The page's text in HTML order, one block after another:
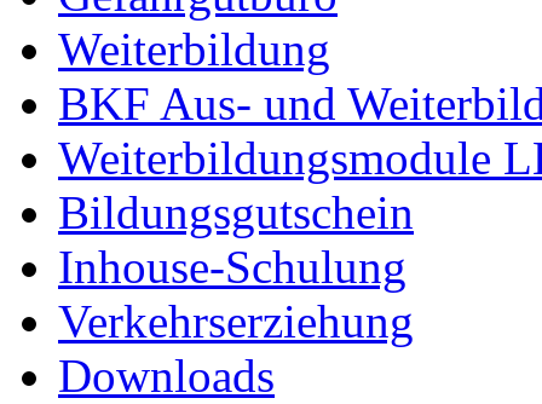
Weiterbildung
BKF Aus- und
Weiterbildungsmodule
Bildungsgutschein
Inhouse-Schulung
Verkehrserziehung
Downloads